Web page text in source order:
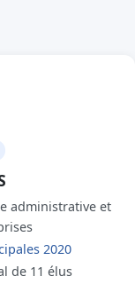
administrative et
2020
de 11 élus